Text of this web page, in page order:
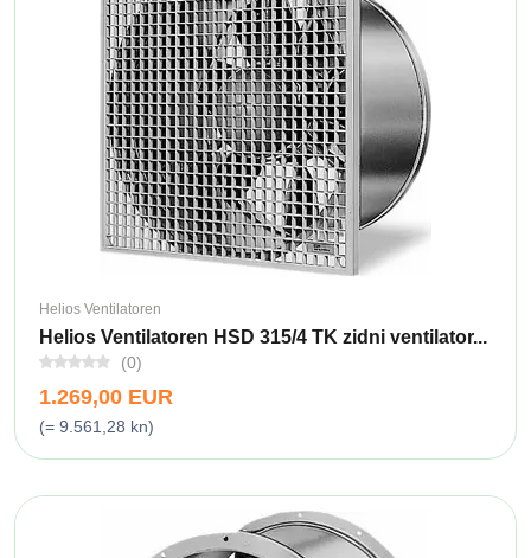
Helios Ventilatoren
Helios Ventilatoren HSD 315/4 TK zidni ventilator...
(0)
1.269,00 EUR
(= 9.561,28 kn)